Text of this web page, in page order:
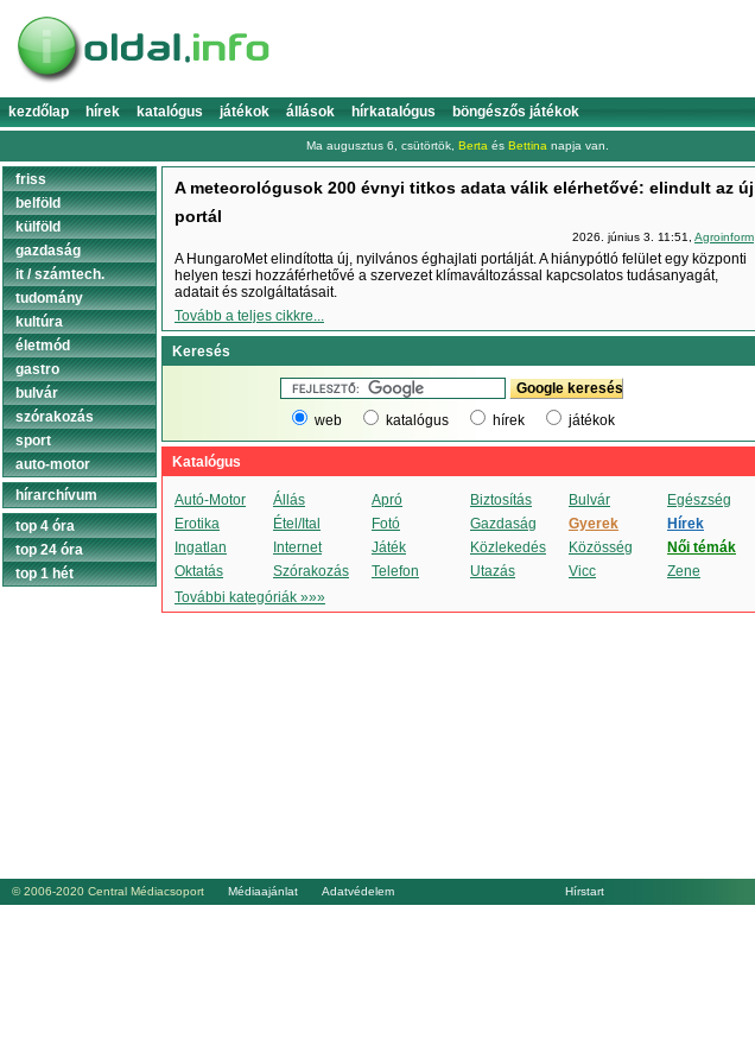
kezdőlap hírek katalógus játékok állások hírkatalógus böngészős játékok
Ma augusztus 6, csütörtök, Berta és Bettina napja van.
A meteorológusok 200 évnyi titkos adata válik elérhetővé: elindult az új
portál
2026. június 3. 11:51, Agroinform
A HungaroMet elindította új, nyilvános éghajlati portálját. A hiánypótló felület egy központi
helyen teszi hozzáférhetővé a szervezet klímaváltozással kapcsolatos tudásanyagát,
adatait és szolgáltatásait.
Tovább a teljes cikkre...
Keresés
web katalógus hírek játékok
Katalógus
Autó-Motor Állás Apró Biztosítás Bulvár
Egészség
Erotika
Étel/Ital Fotó Gazdaság Gyerek
Hírek
Ingatlan
Internet Játék Közlekedés Közösség
Női témák
Oktatás
Szórakozás Telefon Utazás Vicc
Zene
További kategóriák »»»
friss
belföld
külföld
gazdaság
it / számtech.
tudomány
kultúra
életmód
gastro
bulvár
szórakozás
sport
auto-motor
hírarchívum
top 4 óra
top 24 óra
top 1 hét
© 2006-2020 Central Médiacsoport Médiaajánlat Adatvédelem Hírstart